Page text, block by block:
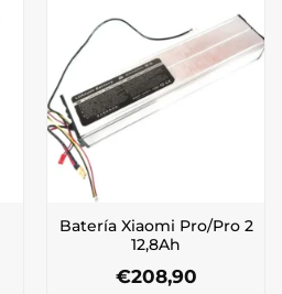
Batería Xiaomi Pro/Pro 2
12,8Ah
€208,90